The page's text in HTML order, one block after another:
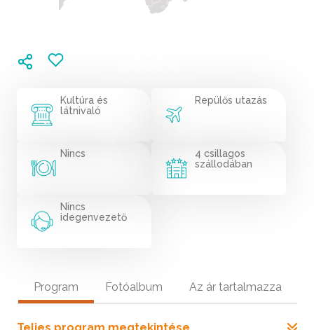
Kultúra és
látnivaló
Repülős utazás
Nincs
4 csillagos
szállodában
Nincs
idegenvezető
Program Fotóalbum Az ár tartalmazza